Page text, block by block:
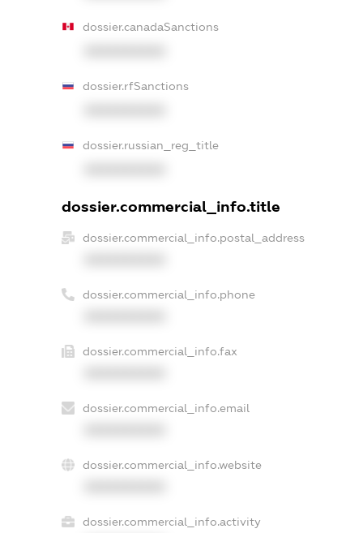
dossier.canadaSanctions
dossier.rfSanctions
dossier.russian_reg_title
dossier.commercial_info.title
dossier.commercial_info.postal_address
dossier.commercial_info.phone
dossier.commercial_info.fax
dossier.commercial_info.email
dossier.commercial_info.website
dossier.commercial_info.activity